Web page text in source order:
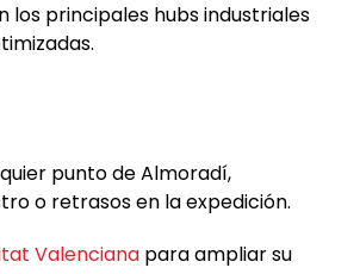
los principales hubs industriales
punto de Almoradí,
o retrasos en la expedición.
Valenciana para ampliar su